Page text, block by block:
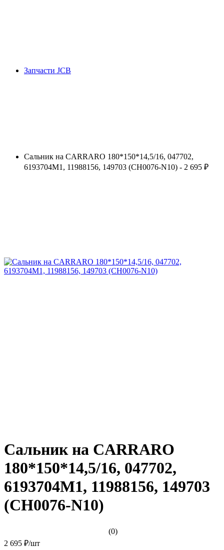
Запчасти JCB
Сальник на CARRARO 180*150*14,5/16, 047702,
6193704М1, 11988156, 149703 (CH0076-N10) - 2 695 ₽
Сальник на CARRARO
180*150*14,5/16, 047702,
6193704М1, 11988156, 149703
(CH0076-N10)
(0)
2 695 ₽/шт